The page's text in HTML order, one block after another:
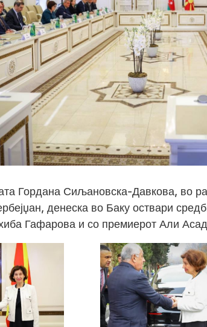
Гордана Сиљановска-Давкова, во
денеска во Баку оствари
Гафарова и со премиерот Али